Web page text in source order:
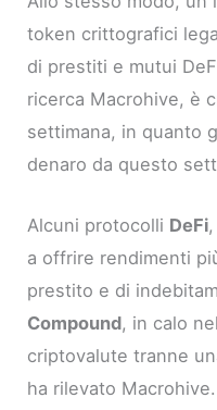
token crittografici
di prestiti e mutui
ricerca Macrohive, è
settimana, in quanto
denaro da questo
Alcuni protocolli DeFi
a offrire rendimenti
prestito e di
Compound, in calo
criptovalute tranne
ha rilevato Macrohive.